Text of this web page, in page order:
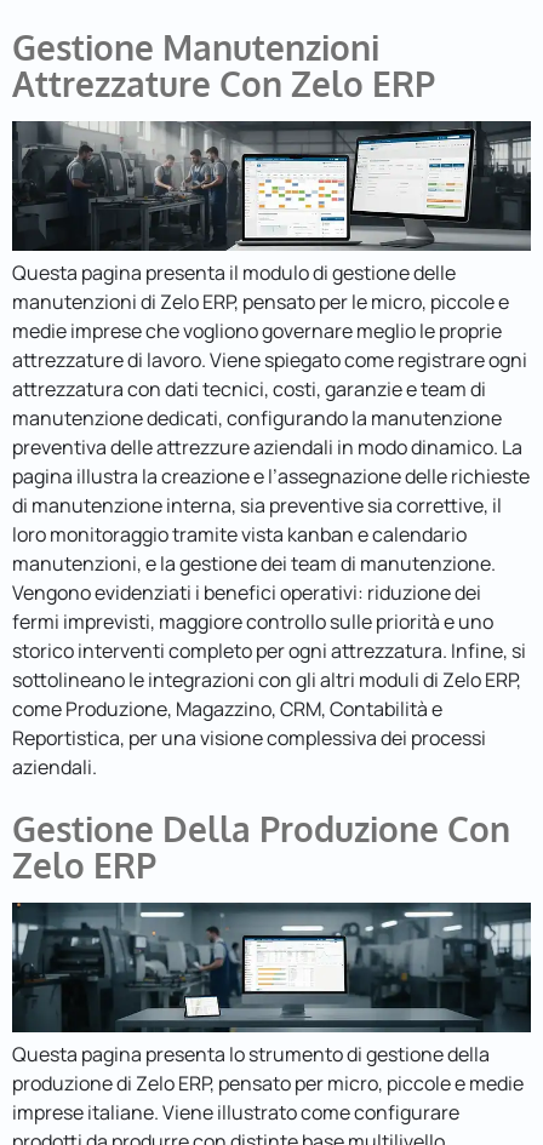
Gestione Manutenzioni
Attrezzature Con Zelo ERP
Questa pagina presenta il modulo di gestione delle
manutenzioni di Zelo ERP, pensato per le micro, piccole e
medie imprese che vogliono governare meglio le proprie
attrezzature di lavoro. Viene spiegato come registrare ogni
attrezzatura con dati tecnici, costi, garanzie e team di
manutenzione dedicati, configurando la manutenzione
preventiva delle attrezzure aziendali in modo dinamico. La
pagina illustra la creazione e l’assegnazione delle richieste
di manutenzione interna, sia preventive sia correttive, il
loro monitoraggio tramite vista kanban e calendario
manutenzioni, e la gestione dei team di manutenzione.
Vengono evidenziati i benefici operativi: riduzione dei
fermi imprevisti, maggiore controllo sulle priorità e uno
storico interventi completo per ogni attrezzatura. Infine, si
sottolineano le integrazioni con gli altri moduli di Zelo ERP,
come Produzione, Magazzino, CRM, Contabilità e
Reportistica, per una visione complessiva dei processi
aziendali.
Gestione Della Produzione Con
Zelo ERP
Questa pagina presenta lo strumento di gestione della
produzione di Zelo ERP, pensato per micro, piccole e medie
imprese italiane. Viene illustrato come configurare